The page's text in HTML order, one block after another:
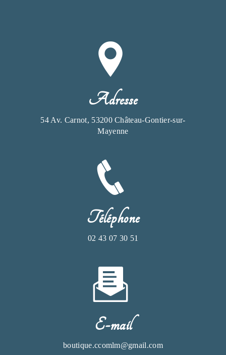
Adresse
54 Av. Carnot, 53200 Château-Gontier-sur-
Mayenne
Téléphone
02 43 07 30 51
E-mail
boutique.ccomlm@gmail.com